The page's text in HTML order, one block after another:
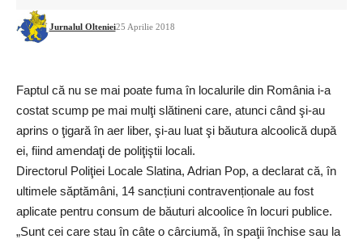
Jurnalul Olteniei25 Aprilie 2018
Faptul că nu se mai poate fuma în localurile din România i-a
costat scump pe mai mulţi slătineni care, atunci când şi-au
aprins o ţigară în aer liber, şi-au luat şi băutura alcoolică după
ei, fiind amendaţi de poliţiştii locali.
Directorul Poliţiei Locale Slatina, Adrian Pop, a declarat că, în
ultimele săptămâni, 14 sancțiuni contravenționale au fost
aplicate pentru consum de băuturi alcoolice în locuri publice.
„Sunt cei care stau în câte o cârciumă, în spaţii închise sau la